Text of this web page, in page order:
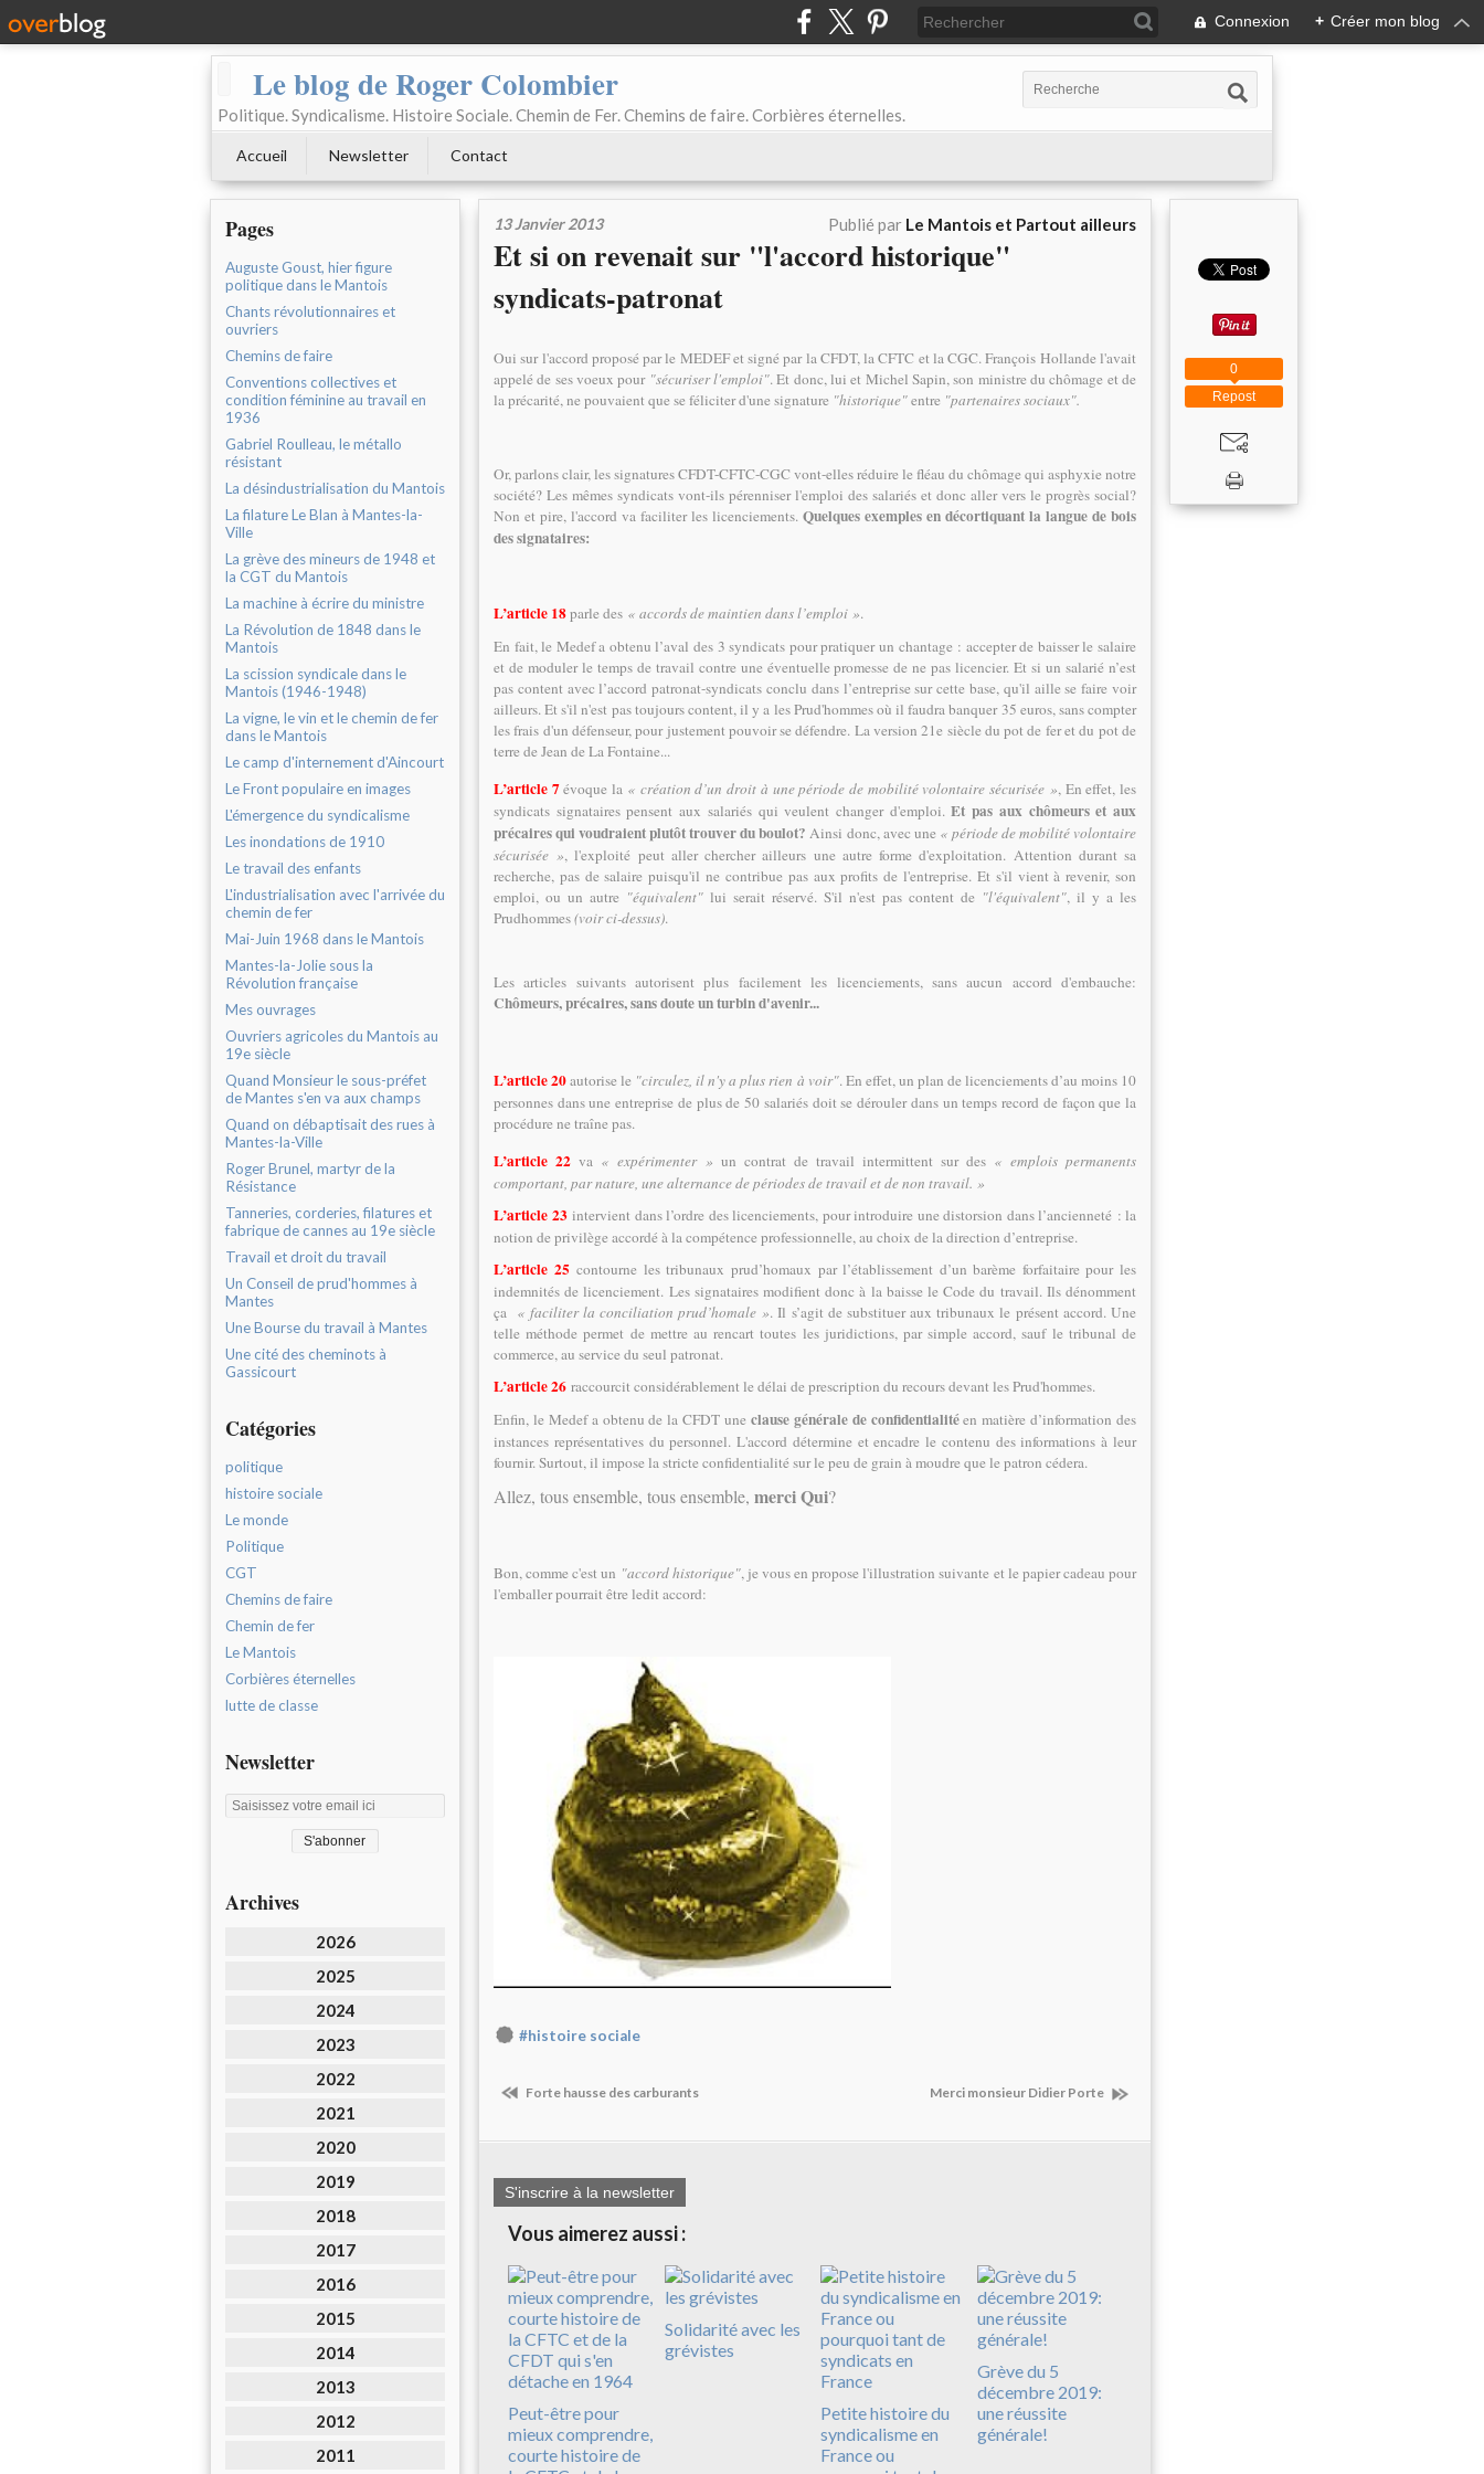
Connexion + Créer mon blog
Le blog de Roger Colombier
Politique. Syndicalisme. Histoire Sociale. Chemin de Fer. Chemins de faire. Corbières éternelles.
Accueil Newsletter Contact
Pages
Auguste Goust, hier figure
politique dans le Mantois
Chants révolutionnaires et
ouvriers
Chemins de faire
Conventions collectives et
condition féminine au travail en
1936
Gabriel Roulleau, le métallo
résistant
La désindustrialisation du Mantois
La filature Le Blan à Mantes-la-
Ville
La grève des mineurs de 1948 et
la CGT du Mantois
La machine à écrire du ministre
La Révolution de 1848 dans le
Mantois
La scission syndicale dans le
Mantois (1946-1948)
La vigne, le vin et le chemin de fer
dans le Mantois
Le camp d'internement d'Aincourt
Le Front populaire en images
L'émergence du syndicalisme
Les inondations de 1910
Le travail des enfants
L'industrialisation avec l'arrivée du
chemin de fer
Mai-Juin 1968 dans le Mantois
Mantes-la-Jolie sous la
Révolution française
Mes ouvrages
Ouvriers agricoles du Mantois au
19e siècle
Quand Monsieur le sous-préfet
de Mantes s'en va aux champs
Quand on débaptisait des rues à
Mantes-la-Ville
Roger Brunel, martyr de la
Résistance
Tanneries, corderies, filatures et
fabrique de cannes au 19e siècle
Travail et droit du travail
Un Conseil de prud'hommes à
Mantes
Une Bourse du travail à Mantes
Une cité des cheminots à
Gassicourt
Catégories
politique
histoire sociale
Le monde
Politique
CGT
Chemins de faire
Chemin de fer
Le Mantois
Corbières éternelles
lutte de classe
Newsletter
Archives
2026
2025
2024
2023
2022
2021
2020
2019
2018
2017
2016
2015
2014
2013
2012
2011
13 Janvier 2013 Publié par Le Mantois et Partout ailleurs
Et si on revenait sur "l'accord historique"
syndicats-patronat
Oui sur l'accord proposé par le MEDEF et signé par la CFDT, la CFTC et la CGC. François Hollande l'avait
appelé de ses voeux pour "sécuriser l'emploi". Et donc, lui et Michel Sapin, son ministre du chômage et de
la précarité, ne pouvaient que se féliciter d'une signature "historique"entre "partenaires sociaux".
Or, parlons clair, les signatures CFDT-CFTC-CGC vont-elles réduire le fléau du chômage qui asphyxie notre
société? Les mêmes syndicats vont-ils pérenniser l'emploi des salariés et donc aller vers le progrès social?
Non et pire, l'accord va faciliter les licenciements. Quelques exemples en décortiquant la langue de bois
des signataires:
L’article 18parle des « accords de maintien dans l’emploi ».
En fait, le Medef a obtenu l’aval des 3 syndicats pour pratiquer un chantage : accepter de baisser le salaire
et de moduler le temps de travail contre une éventuelle promesse de ne pas licencier. Et si un salarié n’est
pas content avec l’accord patronat-syndicats conclu dans l’entreprise sur cette base, qu'il aille se faire voir
ailleurs. Et s'il n'est pas toujours content, il y a les Prud'hommes où il faudra banquer 35 euros, sans compter
les frais d'un défenseur, pour justement pouvoir se défendre. La version 21e siècle du pot de fer et du pot de
terre de Jean de La Fontaine...
L’article 7évoque la « création d’un droit à une période de mobilité volontaire sécurisée », En effet, les
syndicats signataires pensent aux salariés qui veulent changer d'emploi.Et pas aux chômeurs et aux
précaires qui voudraient plutôt trouver du boulot? Ainsi donc, avec une « période de mobilité volontaire
sécurisée », l'exploité peut aller chercher ailleurs une autre forme d'exploitation. Attention durant sa
recherche, pas de salaire puisqu'il ne contribue pas aux profits de l'entreprise. Et s'il vient à revenir, son
emploi, ou un autre "équivalent" lui serait réservé. S'il n'est pas content de "l'équivalent", il y a les
Prudhommes(voir ci-dessus).
Les articles suivants autorisent plus facilement les licenciements, sans aucun accord d'embauche:
Chômeurs, précaires, sans doute un turbin d'avenir...
L’article 20autorise le "circulez, il n'y a plus rien à voir". En effet, un plan de licenciements d’au moins 10
personnes dans une entreprise de plus de 50 salariés doit se dérouler dans un temps record de façon que la
procédure ne traîne pas.
L’article 22 va « expérimenter » un contrat de travail intermittent sur des « emplois permanents
comportant, par nature, une alternance de périodes de travail et de non travail. »
L’article 23intervient dans l’ordre des licenciements, pour introduire une distorsion dans l’ancienneté : la
notion de privilège accordé à la compétence professionnelle, au choix de la direction d’entreprise.
L’article 25 contourne les tribunaux prud’homaux par l’établissement d’un barème forfaitaire pour les
indemnités de licenciement. Les signataires modifient donc à la baisse le Code du travail. Ils dénomment
ça « faciliter la conciliation prud’homale ». Il s’agit de substituer aux tribunaux le présent accord. Une
telle méthode permet de mettre au rencart toutes les juridictions, par simple accord, sauf le tribunal de
commerce, au service du seul patronat.
L’article 26 raccourcit considérablement le délai de prescription du recours devant les Prud'hommes.
Enfin, le Medef a obtenu de la CFDT une clause générale de confidentialitéen matière d’information des
instances représentatives du personnel. L'accord détermine et encadre le contenu des informations à leur
fournir. Surtout, il impose la stricte confidentialité sur le peu de grain à moudre que le patron cédera.
Allez, tous ensemble, tous ensemble, merci Qui?
Bon, comme c'est un "accord historique", je vous en propose l'illustration suivante et le papier cadeau pour
l'emballer pourrait être ledit accord:
#histoire sociale
Forte hausse des carburants Merci monsieur Didier Porte
S'inscrire à la newsletter
Vous aimerez aussi :
Peut-être pour
mieux comprendre,
courte histoire de
Solidarité avec les
grévistes
Petite histoire du
syndicalisme en
France ou
Grève du 5
décembre 2019:
une réussite
générale!
Repost
0